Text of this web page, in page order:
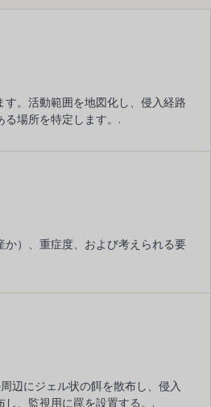
す。活動範囲を地図化し、侵入経路
る場所を特定します。.
か）、重症度、および考えられる要
辺にジェル状の餌を散布し、侵入
、監視用に罠を設置する。.